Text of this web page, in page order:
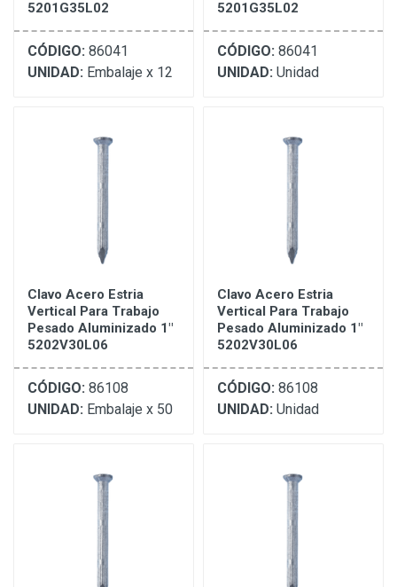
5201G35L02
CÓDIGO: 86041
UNIDAD: Embalaje x 12
5201G35L02
CÓDIGO: 86041
UNIDAD: Unidad
Clavo Acero Estria
Vertical Para Trabajo
Pesado Aluminizado 1"
5202V30L06
CÓDIGO: 86108
UNIDAD: Embalaje x 50
Clavo Acero Estria
Vertical Para Trabajo
Pesado Aluminizado 1"
5202V30L06
CÓDIGO: 86108
UNIDAD: Unidad